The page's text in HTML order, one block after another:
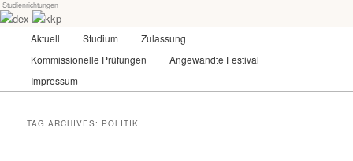
Skip
to
primary
content
Skip
to
secondary
contentdex-kkp
Universität für angewandte Kunst Wien
Studienrichtungen
Aktuell Studium
Zulassung
Kommissionelle Prüfungen
Angewandte Festival
Impressum
TAG ARCHIVES: POLITIK